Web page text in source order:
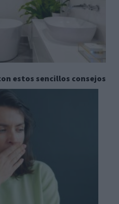
estos sencillos consejos